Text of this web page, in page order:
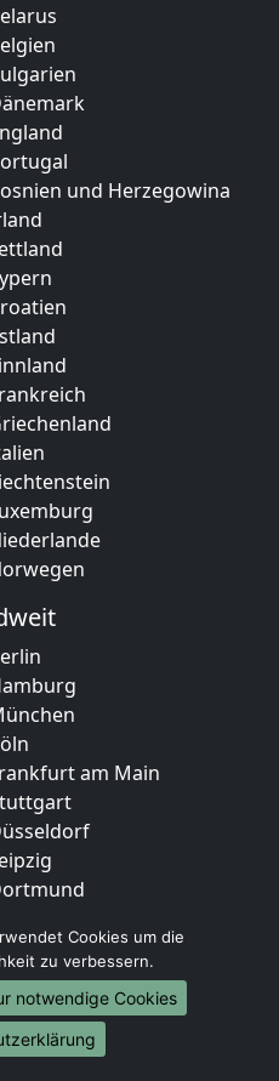
und Herzegowina
am Main
Cookies um die
zu verbessern.
notwendige Cookies